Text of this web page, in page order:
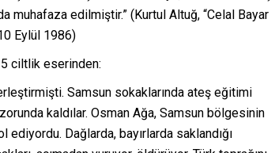
muhafaza edilmiştir.” (Kurtul Altuğ, “Celal Bayar
Eylül 1986)
5 ciltlik eserinden:
Samsun sokaklarında ateş eğitimi
kaldılar. Osman Ağa, Samsun bölgesinin
Dağlarda, bayırlarda saklandığı